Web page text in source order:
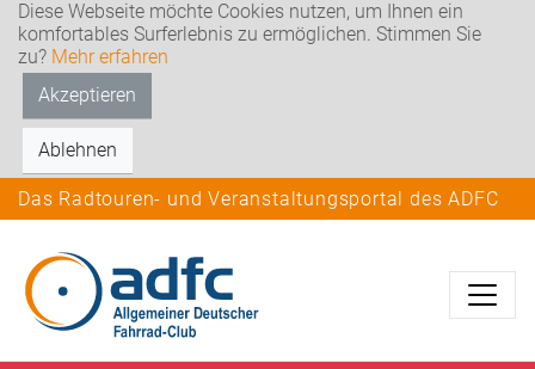
Diese Webseite möchte Cookies nutzen, um Ihnen ein
komfortables Surferlebnis zu ermöglichen. Stimmen Sie
zu? Mehr erfahren
Akzeptieren
Ablehnen
Das Radtouren- und Veranstaltungsportal des ADFC